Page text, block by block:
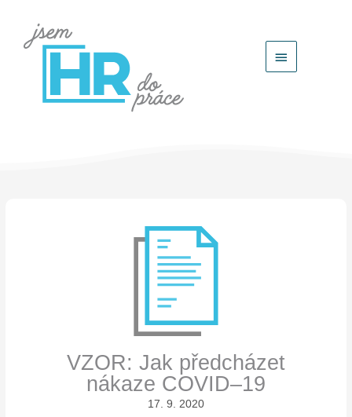
Hlavní
VZOR: Jak předcházet
nákaze COVID–19
17. 9. 2020